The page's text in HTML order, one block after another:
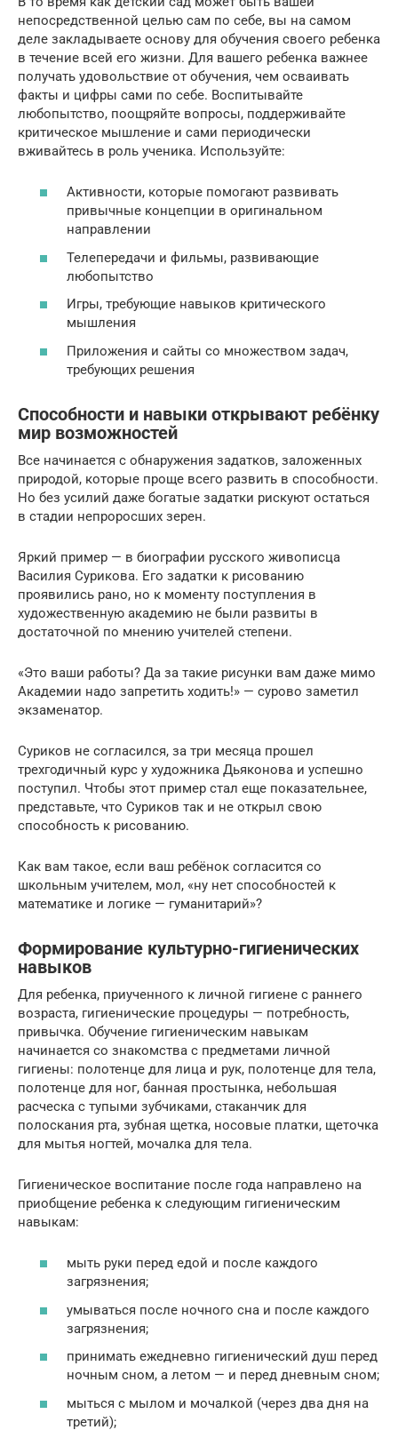
непосредственной целью сам по себе, вы на самом
деле закладываете основу для обучения своего ребенка
в течение всей его жизни. Для вашего ребенка важнее
получать удовольствие от обучения, чем осваивать
факты и цифры сами по себе. Воспитывайте
любопытство, поощряйте вопросы, поддерживайте
критическое мышление и сами периодически
вживайтесь в роль ученика. Используйте:
Активности, которые помогают развивать
привычные концепции в оригинальном
направлении
Телепередачи и фильмы, развивающие
любопытство
Игры, требующие навыков критического
мышления
Приложения и сайты со множеством задач,
требующих решения
Способности и навыки открывают ребёнку
мир возможностей
Все начинается с обнаружения задатков, заложенных
природой, которые проще всего развить в способности.
Но без усилий даже богатые задатки рискуют остаться
в стадии непроросших зерен.
Яркий пример — в биографии русского живописца
Василия Сурикова. Его задатки к рисованию
проявились рано, но к моменту поступления в
художественную академию не были развиты в
достаточной по мнению учителей степени.
«Это ваши работы? Да за такие рисунки вам даже мимо
Академии надо запретить ходить!» — сурово заметил
экзаменатор.
Суриков не согласился, за три месяца прошел
трехгодичный курс у художника Дьяконова и успешно
поступил. Чтобы этот пример стал еще показательнее,
представьте, что Суриков так и не открыл свою
способность к рисованию.
Как вам такое, если ваш ребёнок согласится со
школьным учителем, мол, «ну нет способностей к
математике и логике — гуманитарий»?
Формирование культурно-гигиенических
навыков
Для ребенка, приученного к личной гигиене с раннего
возраста, гигиенические процедуры — потребность,
привычка. Обучение гигиеническим навыкам
начинается со знакомства с предметами личной
гигиены: полотенце для лица и рук, полотенце для тела,
полотенце для ног, банная простынка, небольшая
расческа с тупыми зубчиками, стаканчик для
полоскания рта, зубная щетка, носовые платки, щеточка
для мытья ногтей, мочалка для тела.
Гигиеническое воспитание после года направлено на
приобщение ребенка к следующим гигиеническим
навыкам:
мыть руки перед едой и после каждого
загрязнения;
умываться после ночного сна и после каждого
загрязнения;
принимать ежедневно гигиенический душ перед
ночным сном, а летом — и перед дневным сном;
мыться с мылом и мочалкой (через два дня на
третий);